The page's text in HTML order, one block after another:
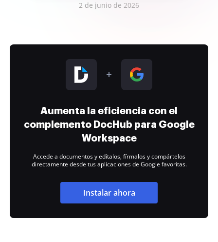
2 de junio de 2026
Aumenta la eficiencia con el
complemento DocHub para Google
Workspace
Accede a documentos y edítalos, fírmalos y compártelos
directamente desde tus aplicaciones de Google favoritas.
Instalar ahora